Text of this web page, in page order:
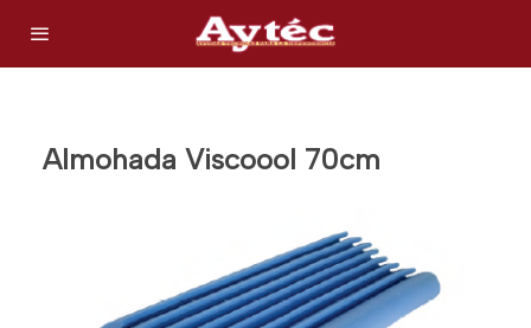
Almohada Viscoool 70cm